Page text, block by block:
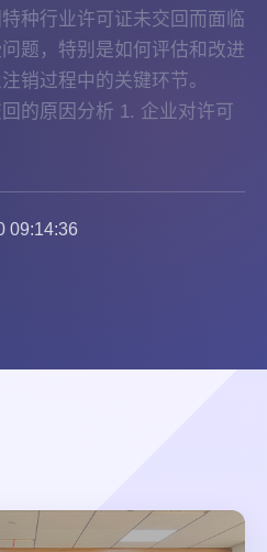
种行业许可证未交回而面临
题，特别是如何评估和改进
销过程中的关键环节。
的原因分析 1. 企业对许可
09:14:36